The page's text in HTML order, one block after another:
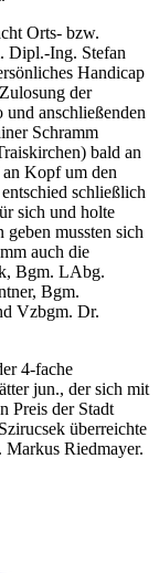
Orts- bzw.
Dipl.-Ing. Stefan
Handicap
der
anschließenden
Schramm
bald an
Kopf um den
schließlich
sich und holte
mussten sich
auch die
Bgm. LAbg.
Bgm.
Vzbgm. Dr.
4-fache
jun., der sich mit
Preis der Stadt
überreichte
Markus Riedmayer.